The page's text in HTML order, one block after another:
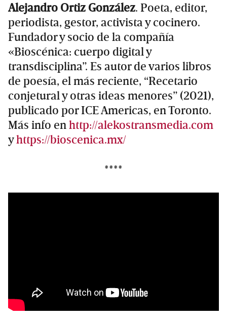
Alejandro Ortiz González. Poeta, editor,
periodista, gestor, activista y cocinero.
Fundador y socio de la compañía
«Bioscénica: cuerpo digital y
transdisciplina”. Es autor de varios libros
de poesía, el más reciente, “Recetario
conjetural y otras ideas menores” (2021),
publicado por ICE Americas, en Toronto.
Más info enhttp://alekostransmedia.com
yhttps://bioscenica.mx/
****